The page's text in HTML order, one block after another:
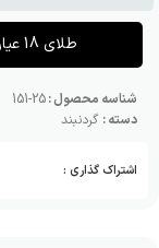
طلای 18 عیار:
شناسه محصول :25-151
دسته : گردنبند
اشتراک گذاری :